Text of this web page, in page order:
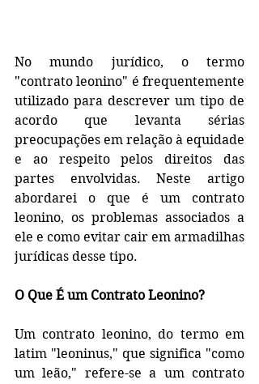
No mundo jurídico, o termo
"contrato leonino" é frequentemente
utilizado para descrever um tipo de
acordo que levanta sérias
preocupações em relação à equidade
e ao respeito pelos direitos das
partes envolvidas. Neste artigo
abordarei o que é um contrato
leonino, os problemas associados a
ele e como evitar cair em armadilhas
jurídicas desse tipo.
O Que É um Contrato Leonino?
Um contrato leonino, do termo em
latim "leoninus," que significa "como
um leão," refere-se a um contrato